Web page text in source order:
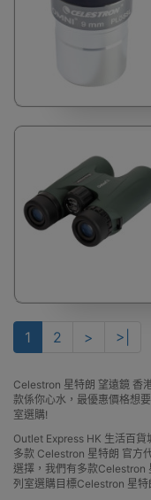
1 2 >
>|
Celestron 星特朗 望遠鏡 香
款係你心水，最優惠價格想
室選購!
Outlet Express HK 生活百
多款 Celestron 星特朗 官方
選擇，我們有多款Celestron
列室選購目標Celestron 星特